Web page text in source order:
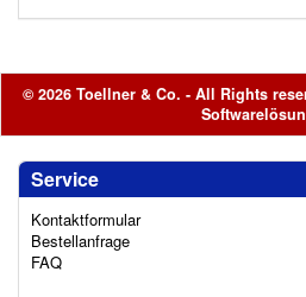
© 2026 Toellner & Co. - All Rights
Service
Kontaktformular
Bestellanfrage
FAQ